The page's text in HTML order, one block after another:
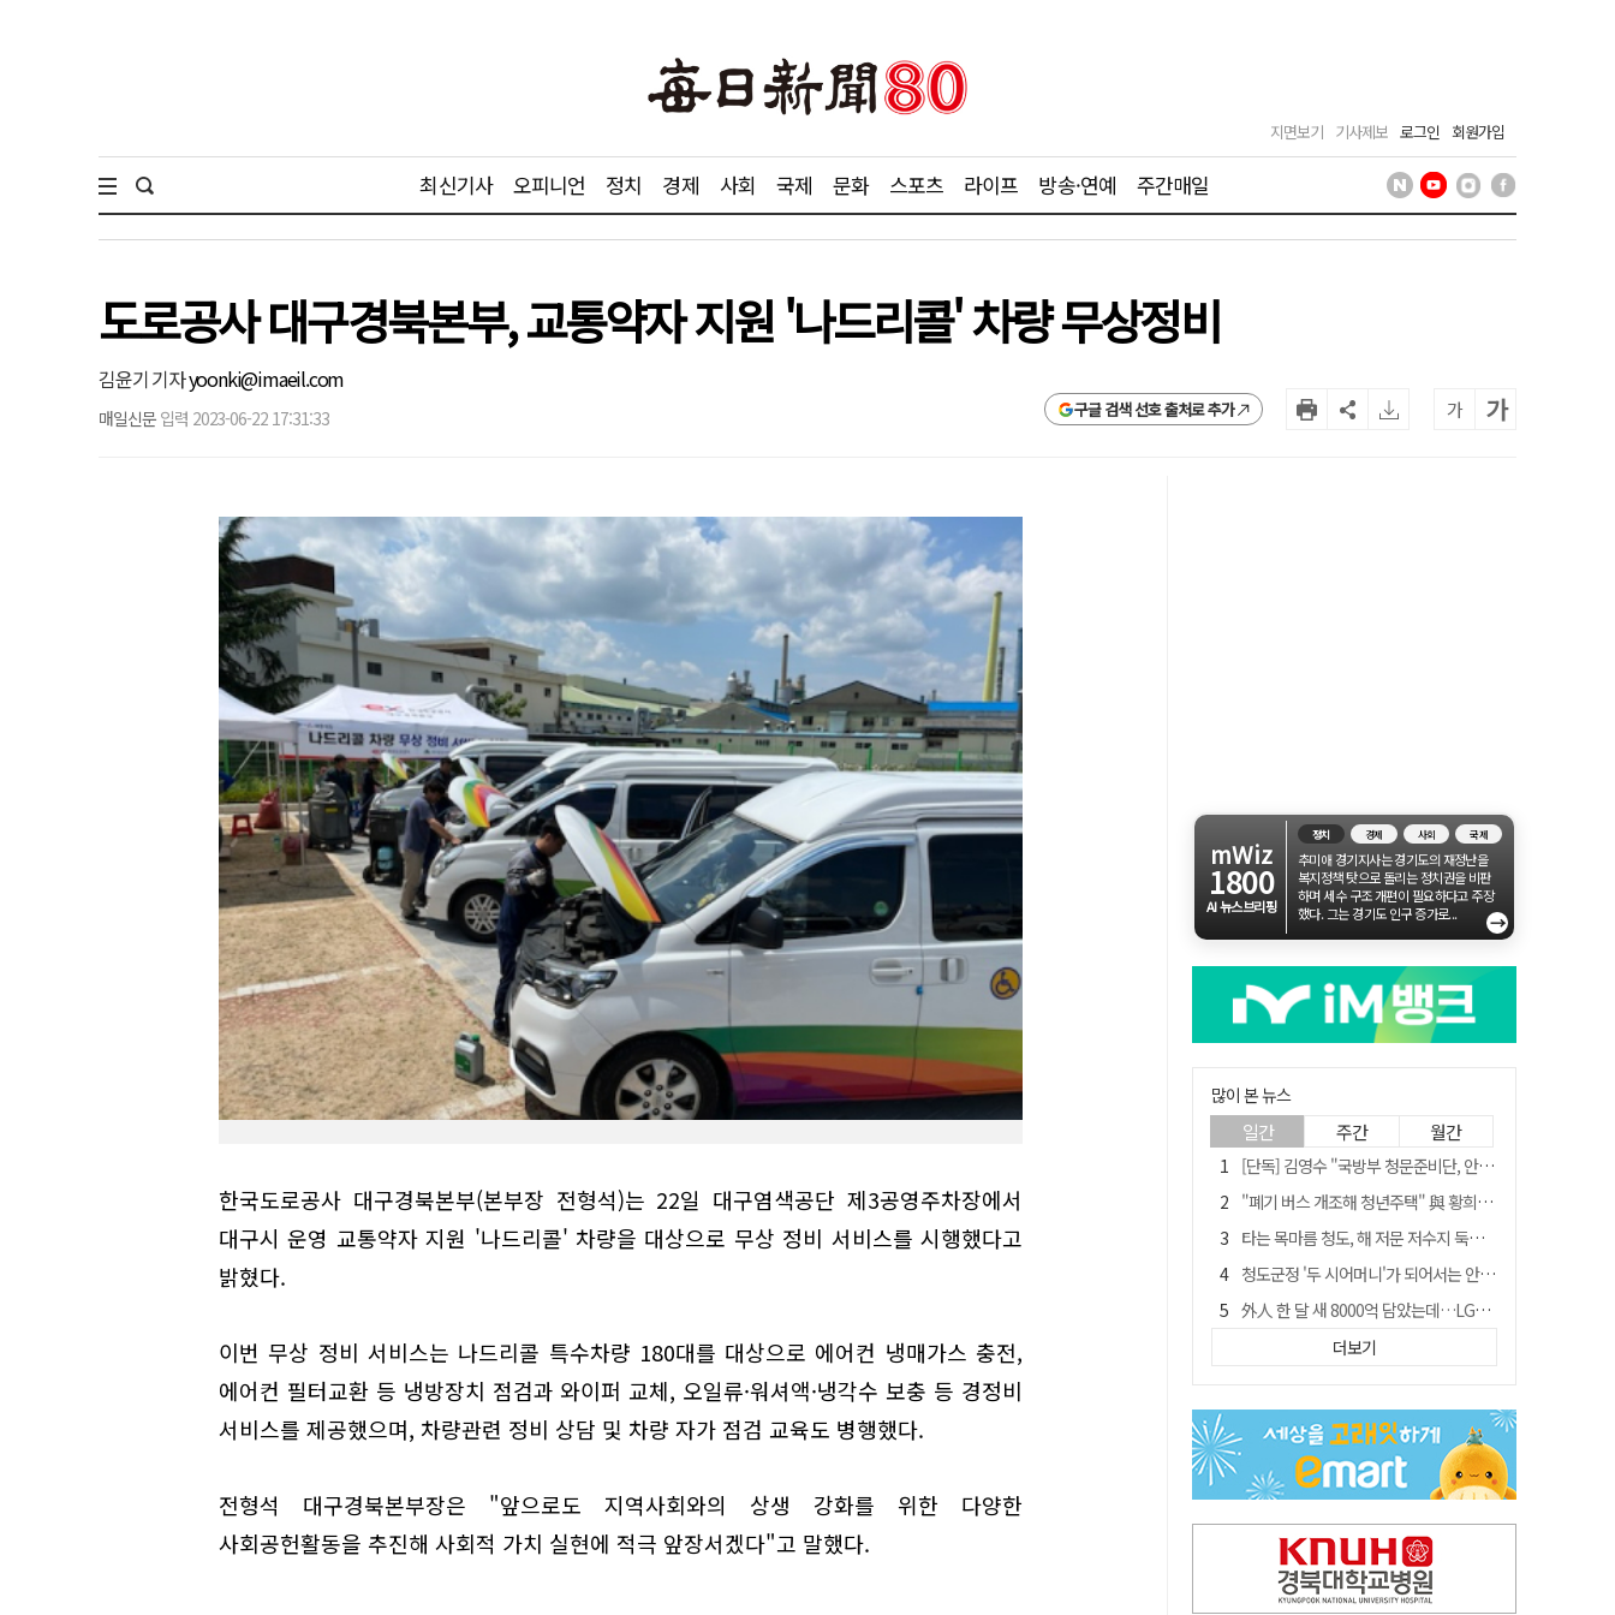
지면보기 기사제보 로그인 회원가입
최신기사 오피니언 정치 경제 사회 국제 문화 스포츠 라이프 방송·연예 주간매일
도로공사 대구경북본부, 교통약자 지원 '나드리콜' 차량 무상정비
김윤기 기자yoonki@imaeil.com
매일신문 입력 2023-06-22 17:31:33 구글 검색 선호 출처로 추가 가 가
한국도로공사 대구경북본부(본부장 전형석)는 22일 대구염색공단 제3공영주차장에서
대구시 운영 교통약자 지원 '나드리콜' 차량을 대상으로 무상 정비 서비스를 시행했다고
밝혔다.
이번 무상 정비 서비스는 나드리콜 특수차량 180대를 대상으로 에어컨 냉매가스 충전,
에어컨 필터교환 등 냉방장치 점검과 와이퍼 교체, 오일류·워셔액·냉각수 보충 등 경정비
서비스를 제공했으며, 차량관련 정비 상담 및 차량 자가 점검 교육도 병행했다.
전형석 대구경북본부장은 "앞으로도 지역사회와의 상생 강화를 위한 다양한
사회공헌활동을 추진해 사회적 가치 실현에 적극 앞장서겠다"고 말했다.
mWiz
1800
AI 뉴스브리핑
정치 경제 사회 국제
추미애 경기지사는 경기도의 재정난을
복지정책 탓으로 돌리는 정치권을 비판
하며 세수 구조 개편이 필요하다고 주장
했다. 그는 경기도 인구 증가로...
→
많이 본 뉴스
일간 주간 월간
[단독] 김영수 "국방부 청문준비단, 안규백 탈영 알고있었다"
"폐기 버스 개조해 청년주택" 與 황희…'딸 학비는 年 4200만원'
타는 목마름 청도, 해 저문 저수지 둑에 군수가 서 있었다
청도군정 '두 시어머니'가 되어서는 안된다
外人 한 달 새 8000억 담았는데…LG이노텍 목표주가는 왜 엇갈릴까
임시휴업 들어갔던 홈플러스 영주점, 7일 영업 재개…지하 1층만 운영
SK하이닉스, 주당 375원 분기 배당 공시…"3분기 중 주주환원 방안 확정"
이의준 전 경북도 새마을봉사과장, 제28대 울릉군 부군수 취임
"상법개정해도 주주가 '봉'"…하이닉스 솔리다임 상장설에 술렁[개미와글와글]
더보기